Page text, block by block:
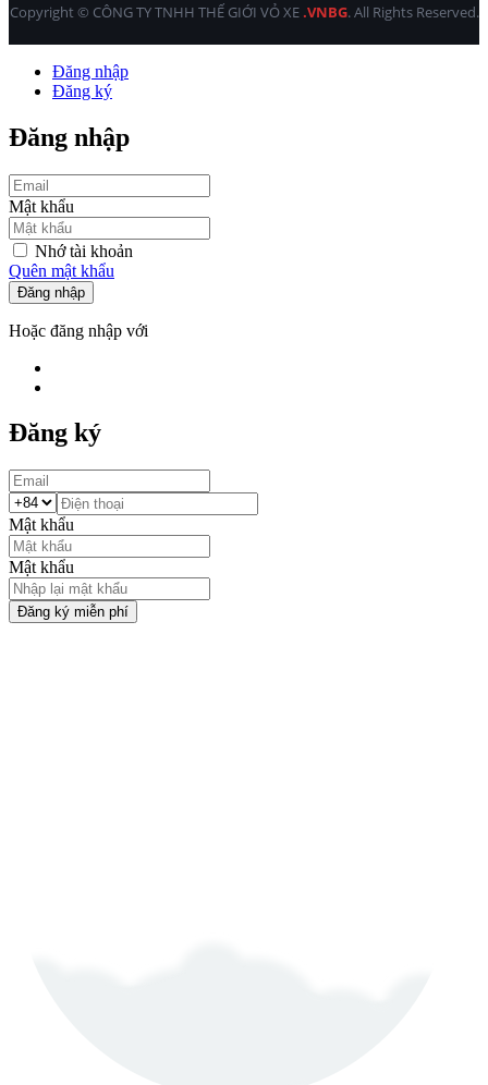
Copyright © CÔNG TY TNHH THẾ GIỚI VỎ XE.VNBG. All Rights Reserved.
Đăng nhập
Đăng ký
Đăng nhập
Mật khẩu
Nhớ tài khoản
Quên mật khẩu
Đăng nhập
Hoặc đăng nhập với
Đăng ký
Mật khẩu
Mật khẩu
Đăng ký miễn phí